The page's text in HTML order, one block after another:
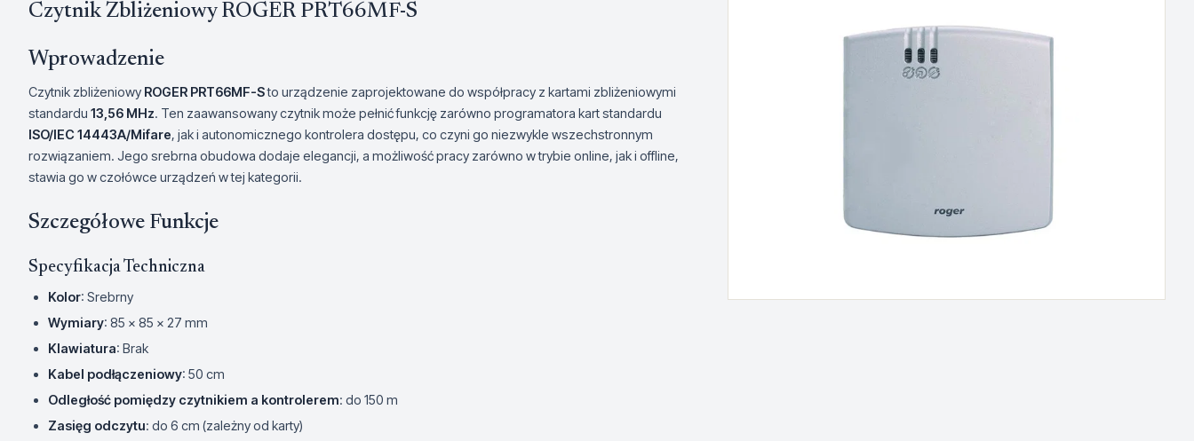
Czytnik Zbliżeniowy ROGER PRT66MF-S
Wprowadzenie
Czytnik zbliżeniowy ROGER PRT66MF-Sto urządzenie zaprojektowane do współpracy z kartami zbliżeniowymi
standardu 13,56 MHz. Ten zaawansowany czytnik może pełnić funkcję zarówno programatora kart standardu
ISO/IEC 14443A/Mifare, jak i autonomicznego kontrolera dostępu, co czyni go niezwykle wszechstronnym
rozwiązaniem. Jego srebrna obudowa dodaje elegancji, a możliwość pracy zarówno w trybie online, jak i offline,
stawia go w czołówce urządzeń w tej kategorii.
Szczegółowe Funkcje
Specyfikacja Techniczna
Kolor: Srebrny
Wymiary: 85 x 85 x 27 mm
Klawiatura: Brak
Kabel podłączeniowy: 50 cm
Odległość pomiędzy czytnikiem a kontrolerem: do 150 m
Zasięg odczytu: do 6 cm (zależny od karty)